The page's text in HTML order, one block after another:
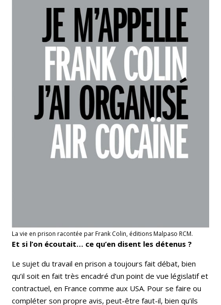
La vie en prison racontée par Frank Colin, éditions Malpaso RCM.
Et si l’on écoutait… ce qu’en disent les détenus ?
Le sujet du travail en prison a toujours fait débat, bien
qu’il soit en fait très encadré d’un point de vue législatif et
contractuel, en France comme aux USA. Pour se faire ou
compléter son propre avis, peut-être faut-il, bien qu’ils